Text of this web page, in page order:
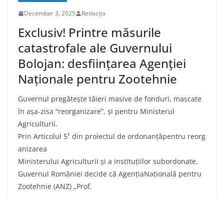
December 3, 2025 Redacția
Exclusiv! Printre măsurile
catastrofale ale Guvernului
Bolojan: desființarea Agenției
Naționale pentru Zootehnie
Guvernul pregătește tăieri masive de fonduri, mascate
în așa-zisa “reorganizare”, și pentru Ministerul
Agriculturii.
Prin Articolul 5¹ din proiectul de ordonanțăpentru reorg
anizarea
Ministerului Agriculturii și a instituțiilor subordonate,
Guvernul României decide că AgențiaNațională pentru
Zootehnie (ANZ) „Prof.